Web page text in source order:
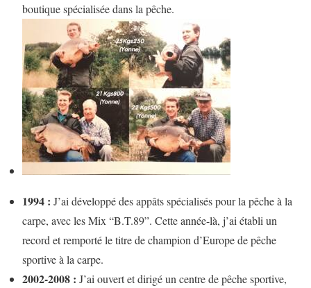
boutique spécialisée dans la pêche.
1994 : J’ai développé des appâts spécialisés pour la pêche à la
carpe, avec les Mix “B.T.89”. Cette année-là, j’ai établi un
record et remporté le titre de champion d’Europe de pêche
sportive à la carpe.
2002-2008 : J’ai ouvert et dirigé un centre de pêche sportive,